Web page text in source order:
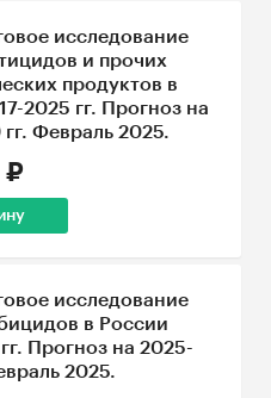
исследование
и прочих
продуктов в
2025 гг. Прогноз на
Февраль 2025.
₽
исследование
в России
Прогноз на 2025-
2025.